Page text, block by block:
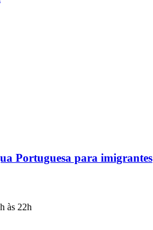
Portuguesa para imigrantes
às 22h